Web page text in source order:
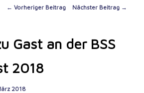
Post
← Vorheriger Beitrag Nächster Beitrag →
Gast an der BSS
2018
2018